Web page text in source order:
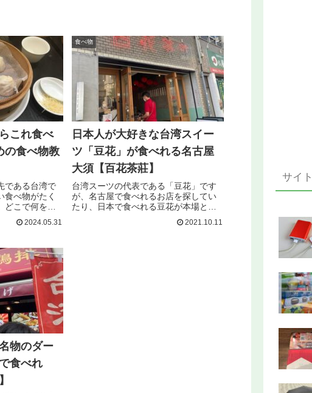
これ食べ
の食べ物教
である台湾で
食べ物がたく
こで何を食
たり、おすす
考えていませ
是非とも食べ
2024.05.31
食べ物
日本人が大好きな台湾スイー
ツ「豆花」が食べれる名古屋
大須【百花茶莊】
台湾スーツの代表である「豆花」です
が、名古屋で食べれるお店を探してい
たり、日本で食べれる豆花が本場と比
較してどうなのか気になっていません
か？名古屋では大須や栄などで豆花を
2021.10.11
物のダー
食べれ